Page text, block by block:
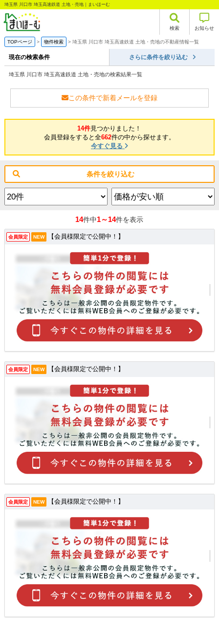
埼玉県 川口市 埼玉高速鉄道 土地・売地｜まいほーむ
検索 お知らせ
TOPページ 物件検索 埼玉県 川口市 埼玉高速鉄道 土地・売地の不動産情報一覧
現在の検索条件 さらに条件を絞り込む
埼玉県 川口市 埼玉高速鉄道 土地・売地の検索結果一覧
この条件で新着メールを登録
14件見つかりました！
会員登録をすると全662件の中から探せます。
今すぐ見る
条件を絞り込む
14件中1～14件を表示
会員限定 NEW 【会員様限定で公開中！】
会員限定 NEW 【会員様限定で公開中！】
会員限定 NEW 【会員様限定で公開中！】